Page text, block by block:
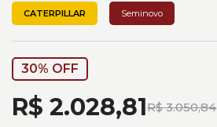
CATERPILLAR Seminovo
30% OFF
R$ 3.050,84
R$ 2.028,81